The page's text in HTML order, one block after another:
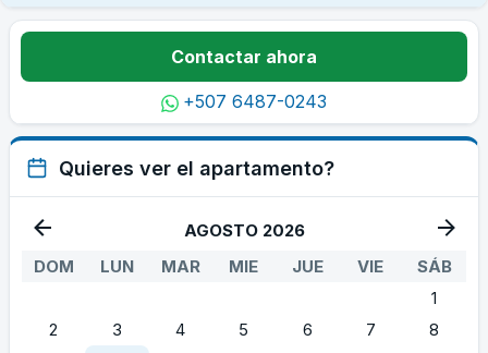
Contactar ahora
+507 6487-0243
Quieres ver el apartamento?
AGOSTO 2026
DOM
LUN MAR MIE JUE VIE
SÁB
1
2
3 4 5 6 7
8